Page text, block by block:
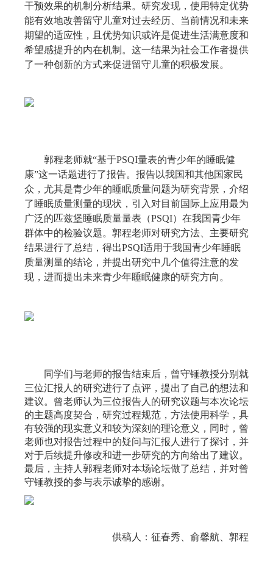
干预效果的机制分析结果。研究发现，使用特定优势
能有效地改善留守儿童对过去经历、当前情况和未来
期望的适应性，且优势知识或许是促进生活满意度和
希望感提升的内在机制。这一结果为社会工作者提供
了一种创新的方式来促进留守儿童的积极发展。
郭程老师就“基于PSQI量表的青少年的睡眠健
康”这一话题进行了报告。报告以我国和其他国家民
众，尤其是青少年的睡眠质量问题为研究背景，介绍
了睡眠质量测量的现状，引入对目前国际上应用最为
广泛的匹兹堡睡眠质量量表（PSQI）在我国青少年
群体中的检验议题。郭程老师对研究方法、主要研究
结果进行了总结，得出PSQI适用于我国青少年睡眠
质量测量的结论，并提出研究中几个值得注意的发
现，进而提出未来青少年睡眠健康的研究方向。
同学们与老师的报告结束后，曾守锤教授分别就
三位汇报人的研究进行了点评，提出了自己的想法和
建议。曾老师认为三位报告人的研究议题与本次论坛
的主题高度契合，研究过程规范，方法使用科学，具
有较强的现实意义和较为深刻的理论意义，同时，曾
老师也对报告过程中的疑问与汇报人进行了探讨，并
对于后续提升修改和进一步研究的方向给出了建议。
最后，主持人郭程老师对本场论坛做了总结，并对曾
守锤教授的参与表示诚挚的感谢。
供稿人：征春秀、俞馨航、郭程